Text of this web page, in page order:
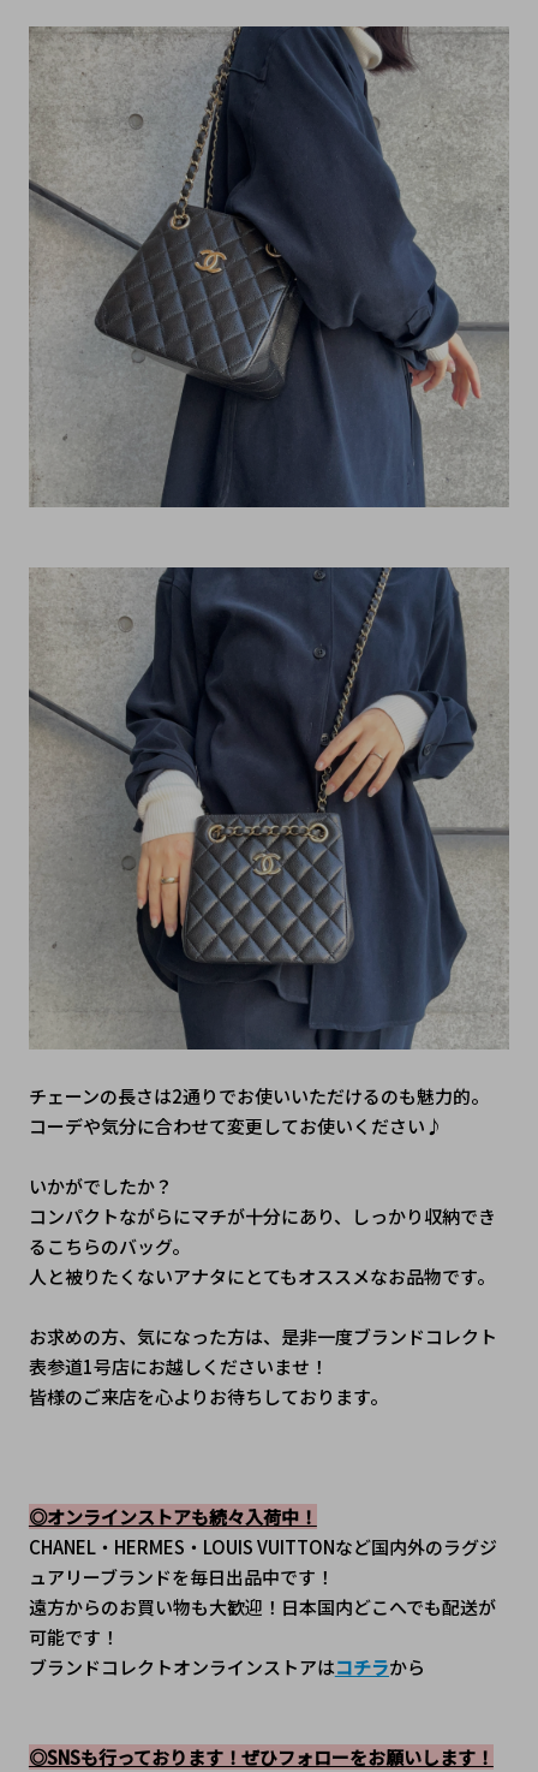
チェーンの長さは2通りでお使いいただけるのも魅力的。
コーデや気分に合わせて変更してお使いください♪
いかがでしたか？
コンパクトながらにマチが十分にあり、しっかり収納でき
るこちらのバッグ。
人と被りたくないアナタにとてもオススメなお品物です。
お求めの方、気になった方は、是非一度ブランドコレクト
表参道1号店にお越しくださいませ！
皆様のご来店を心よりお待ちしております。
◎オンラインストアも続々入荷中！
CHANEL・HERMES・LOUIS VUITTONなど国内外のラグジ
ュアリーブランドを毎日出品中です！
遠方からのお買い物も大歓迎！日本国内どこへでも配送が
可能です！
ブランドコレクトオンラインストアはコチラから
◎SNSも行っております！ぜひフォローをお願いします！